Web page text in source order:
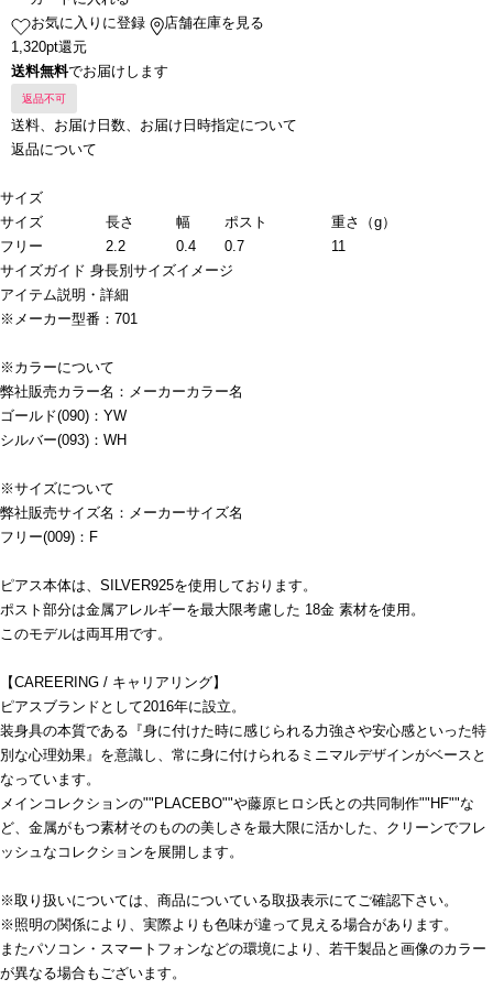
お気に入りに登録
店舗在庫を見る
1,320pt還元
送料無料でお届けします
返品不可
送料、お届け日数、お届け日時指定について
返品について
サイズ
サイズ
長さ 幅 ポスト
重さ（g）
フリー
2.2 0.4 0.7
11
サイズガイド 身長別サイズイメージ
アイテム説明・詳細
※メーカー型番：701
※カラーについて
弊社販売カラー名：メーカーカラー名
ゴールド(090)：YW
シルバー(093)：WH
※サイズについて
弊社販売サイズ名：メーカーサイズ名
フリー(009)：F
ピアス本体は、SILVER925を使用しております。
ポスト部分は金属アレルギーを最大限考慮した 18金 素材を使用。
このモデルは両耳用です。
【CAREERING / キャリアリング】
ピアスブランドとして2016年に設立。
装身具の本質である『身に付けた時に感じられる力強さや安心感といった特
別な心理効果』を意識し、常に身に付けられるミニマルデザインがベースと
なっています。
メインコレクションの""PLACEBO""や藤原ヒロシ氏との共同制作""HF""な
ど、金属がもつ素材そのものの美しさを最大限に活かした、クリーンでフレ
ッシュなコレクションを展開します。
※取り扱いについては、商品についている取扱表示にてご確認下さい。
※照明の関係により、実際よりも色味が違って見える場合があります。
またパソコン・スマートフォンなどの環境により、若干製品と画像のカラー
が異なる場合もございます。